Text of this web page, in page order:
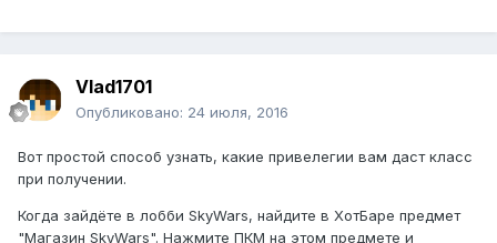
Vlad1701
Опубликовано: 24 июля, 2016
Вот простой способ узнать, какие привелегии вам даст класс
при получении.
Когда зайдёте в лобби SkyWars, найдите в ХотБаре предмет
"Магазин SkyWars". Нажмите ПКМ на этом предмете и